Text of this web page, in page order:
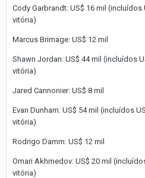
Cody Garbrandt: US$ 16 mil
vitória)
Marcus Brimage: US$ 12 mil
Shawn Jordan: US$ 44 mil (incluídos
vitória)
Jared Cannonier: US$ 8 mil
Evan Dunham: US$ 54 mil (incluídos
vitória)
Rodrigo Damm: US$ 12 mil
Omari Akhmedov: US$ 20 mil
vitória)